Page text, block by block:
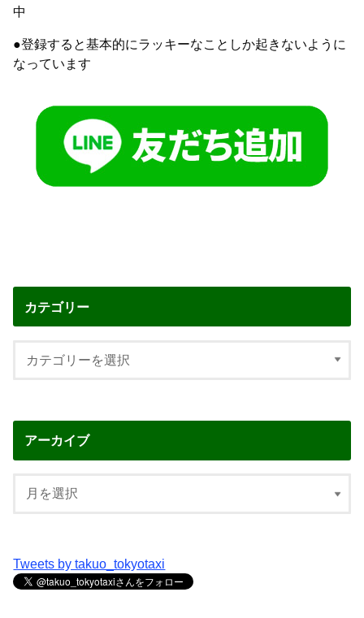
中
●登録すると基本的にラッキーなことしか起きないように
なっています
カテゴリー
アーカイブ
Tweets by takuo_tokyotaxi